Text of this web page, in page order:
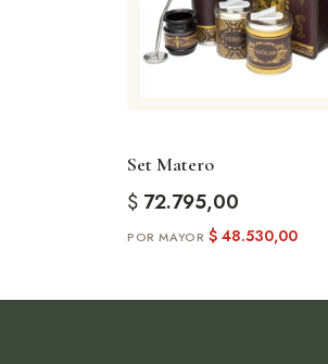
Set Matero
$ 72.795,00
$ 48.530,00